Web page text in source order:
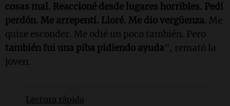
cosas mal. Reaccioné desde lugares horribles. Pedí
perdón. Me arrepentí. Lloré. Me dio vergüenza. Me
quise esconder. Me odié un poco también. Pero
también fui una piba pidiendo ayuda", remató la
joven.
Lectura rápida